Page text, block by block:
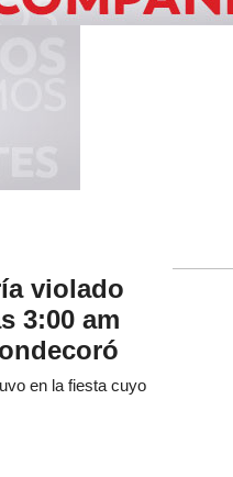
violado
3:00 am
en la fiesta cuyo